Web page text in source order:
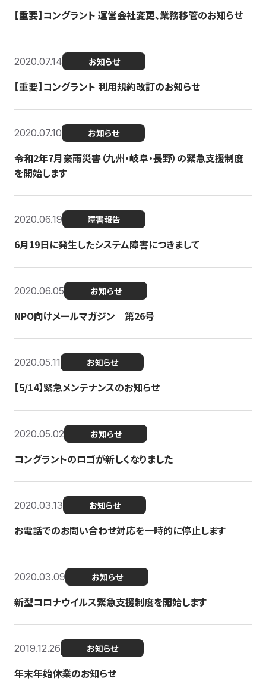
【重要】コングラント 運営会社変更、業務移管のお知らせ
2020.07.14 お知らせ
【重要】コングラント 利用規約改訂のお知らせ
2020.07.10 お知らせ
令和2年7月豪雨災害（九州・岐阜・長野）の緊急支援制度
を開始します
2020.06.19 障害報告
6月19日に発生したシステム障害につきまして
2020.06.05 お知らせ
NPO向けメールマガジン 第26号
2020.05.11 お知らせ
【5/14】緊急メンテナンスのお知らせ
2020.05.02 お知らせ
コングラントのロゴが新しくなりました
2020.03.13 お知らせ
お電話でのお問い合わせ対応を一時的に停止します
2020.03.09 お知らせ
新型コロナウイルス緊急支援制度を開始します
2019.12.26 お知らせ
年末年始休業のお知らせ